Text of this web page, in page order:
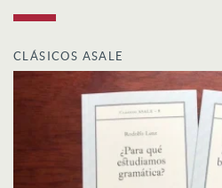
CLÁSICOS ASALE